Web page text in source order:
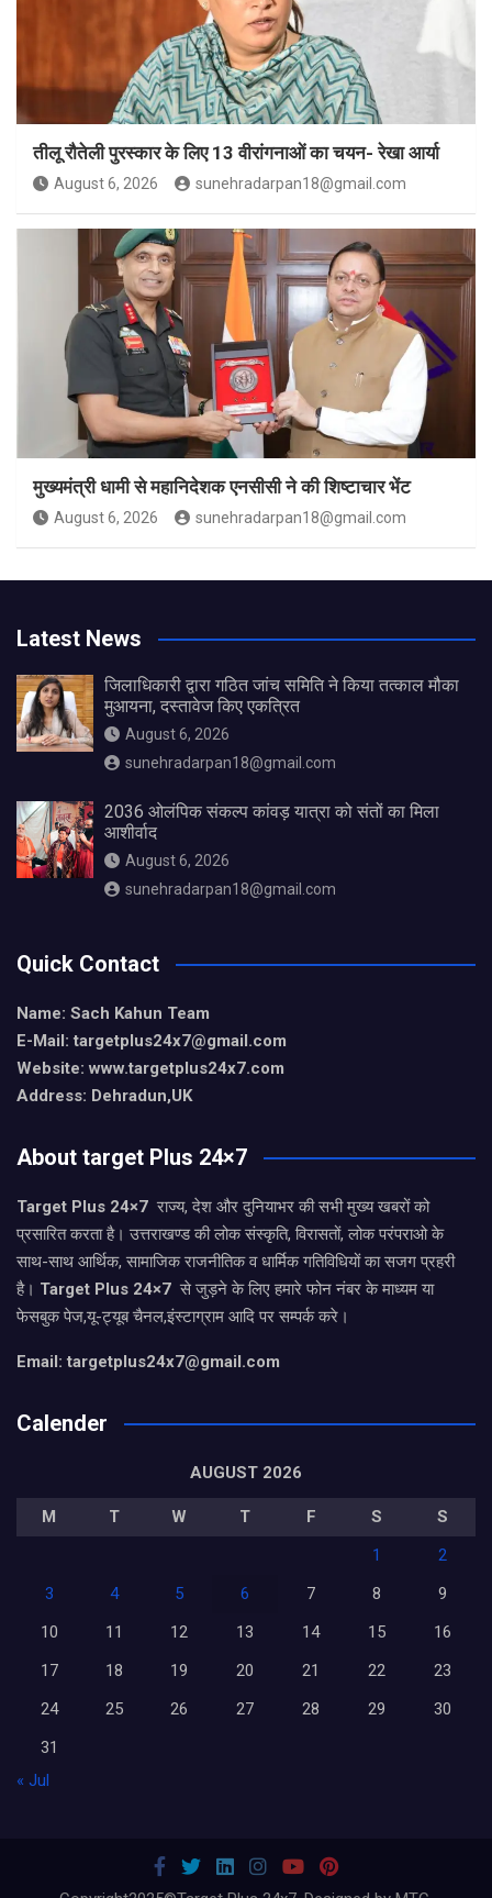
तीलू रौतेली पुरस्कार के लिए 13 वीरांगनाओं का चयन- रेखा आर्या
August 6, 2026 sunehradarpan18@gmail.com
मुख्यमंत्री धामी से महानिदेशक एनसीसी ने की शिष्टाचार भेंट
August 6, 2026 sunehradarpan18@gmail.com
Latest News
जिलाधिकारी द्वारा गठित जांच समिति ने किया तत्काल मौका
मुआयना, दस्तावेज किए एकत्रित
August 6, 2026
sunehradarpan18@gmail.com
2036 ओलंपिक संकल्प कांवड़ यात्रा को संतों का मिला
आशीर्वाद
August 6, 2026
sunehradarpan18@gmail.com
Quick Contact
Name: Sach Kahun Team
E-Mail: targetplus24x7@gmail.com
Website: www.targetplus24x7.com
Address: Dehradun,UK
About target Plus 24×7
Target Plus 24×7 राज्य, देश और दुनियाभर की सभी मुख्य खबरों को
प्रसारित करता है। उत्तराखण्ड की लोक संस्कृति, विरासतों, लोक परंपराओ के
साथ-साथ आर्थिक, सामाजिक राजनीतिक व धार्मिक गतिविधियों का सजग प्रहरी
है। Target Plus 24×7 से जुड़ने के लिए हमारे फोन नंबर के माध्यम या
फेसबुक पेज,यू-ट्यूब चैनल,इंस्टाग्राम आदि पर सम्पर्क करे।
Email: targetplus24x7@gmail.com
Calender
AUGUST 2026
M T W T F S
S
1
2
3
4 5 6 7 8
9
10
11 12 13 14 15
16
17
18 19 20 21 22
23
24
25 26 27 28 29
30
31
« Jul